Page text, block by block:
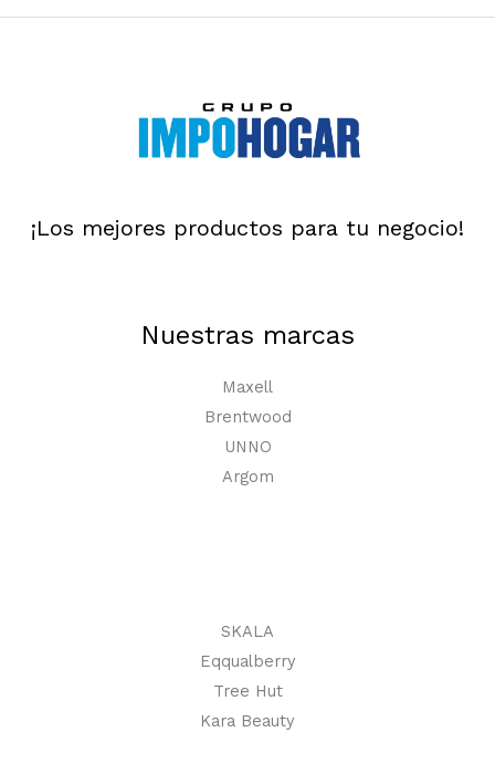
¡Los mejores productos para tu negocio!
Nuestras marcas
Maxell
Brentwood
UNNO
Argom
SKALA
Eqqualberry
Tree Hut
Kara Beauty